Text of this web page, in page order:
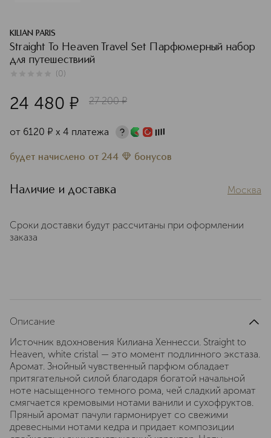
KILIAN PARIS
Straight To Heaven Travel Set Парфюмерный набор
для путешествиий
(0)
24 480 ¤ 27 200 ¤
от 6120 ¤ х 4 платежа
будет начислено от 244 бонусов
Наличие и доставка Москва
Сроки доставки будут рассчитаны при оформлении
заказа
Описание
Источник вдохновения Килиана Хеннесси. Straight to
Heaven, white cristal — это момент подлинного экстаза.
Аромат. Знойный чувственный парфюм обладает
притягательной силой благодаря богатой начальной
ноте насыщенного темного рома, чей сладкий аромат
смягчается кремовыми нотами ванили и сухофруктов.
Пряный аромат пачули гармонирует со свежими
древесными нотами кедра и придает композиции